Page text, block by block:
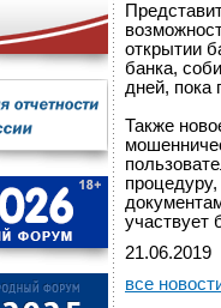
открытии
банка,
дней, пока
Также
участвует
21.06.2019
все